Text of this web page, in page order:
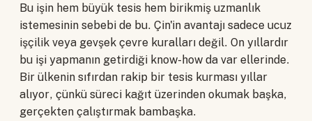
Bu işin hem büyük tesis hem birikmiş uzmanlık
istemesinin sebebi de bu. Çin'in avantajı sadece ucuz
işçilik veya gevşek çevre kuralları değil. On yıllardır
bu işi yapmanın getirdiği know-how da var ellerinde.
Bir ülkenin sıfırdan rakip bir tesis kurması yıllar
alıyor, çünkü süreci kağıt üzerinden okumak başka,
gerçekten çalıştırmak bambaşka.